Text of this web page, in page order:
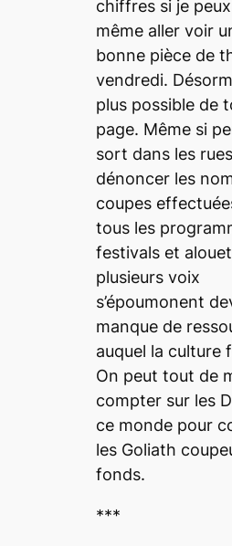
chiffres si je
même aller voir
bonne pièce de
vendredi.
plus possible de
page. Même si
sort dans les
dénoncer les
coupes
tous les
festivals et
plusieurs voix
s’époumonent
manque de
auquel la culture
On peut tout de
compter sur les
ce monde pour
les Goliath
fonds.
***